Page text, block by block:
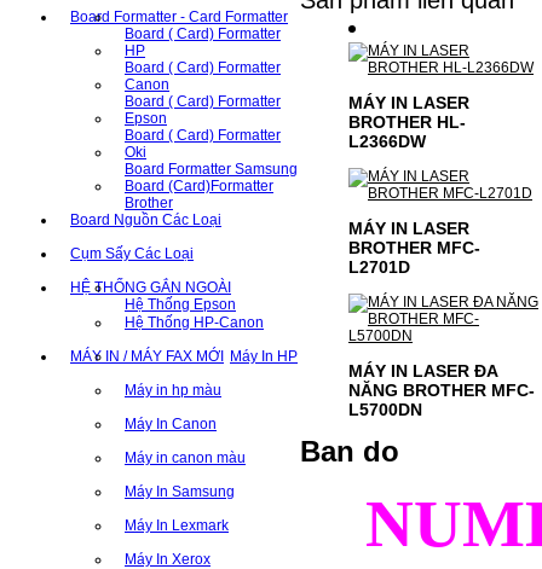
Board Formatter - Card Formatter
Board ( Card) Formatter
HP
Board ( Card) Formatter
Canon
Board ( Card) Formatter
Epson
Board ( Card) Formatter
Oki
Board Formatter Samsung
Board (Card)Formatter
Brother
Board Nguồn Các Loại
Cụm Sấy Các Loại
HỆ THỐNG GẮN NGOÀI
Hệ Thống Epson
Hệ Thống HP-Canon
MÁY IN / MÁY FAX MỚI Máy In HP
Máy in hp màu
Máy In Canon
Máy in canon màu
Máy In Samsung
Máy In Lexmark
Máy In Xerox
MÁY IN LASER
BROTHER HL-
L2366DW
MÁY IN LASER
BROTHER MFC-
L2701D
MÁY IN LASER ĐA
NĂNG BROTHER MFC-
L5700DN
Ban do